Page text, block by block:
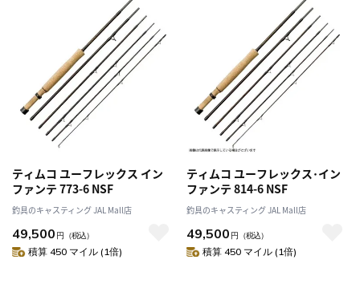
ティムコ ユーフレックス イン
ファンテ 773-6 NSF
釣具のキャスティング JAL Mall店
49,500 円 （税込）
積算 450 マイル (1倍)
ティムコ ユーフレックス･イン
ファンテ 814-6 NSF
釣具のキャスティング JAL Mall店
49,500 円 （税込）
積算 450 マイル (1倍)